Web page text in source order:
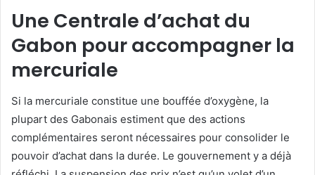
Une Centrale d’achat du
Gabon pour accompagner la
mercuriale
Si la mercuriale constitue une bouffée d’oxygène, la
plupart des Gabonais estiment que des actions
complémentaires seront nécessaires pour consolider le
pouvoir d’achat dans la durée. Le gouvernement y a déjà